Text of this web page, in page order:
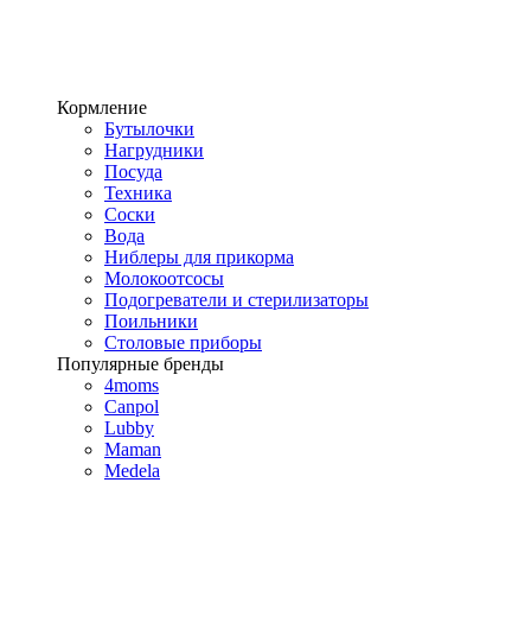
Кормление
Бутылочки
Нагрудники
Посуда
Техника
Соски
Вода
Ниблеры для прикорма
Молокоотсосы
Подогреватели и стерилизаторы
Поильники
Столовые приборы
Популярные бренды
4moms
Canpol
Lubby
Maman
Medela